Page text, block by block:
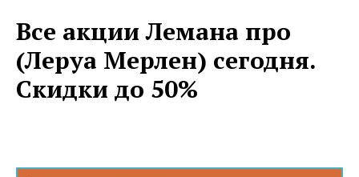
Все акции Лемана про
(Леруа Мерлен) сегодня.
Скидки до 50%